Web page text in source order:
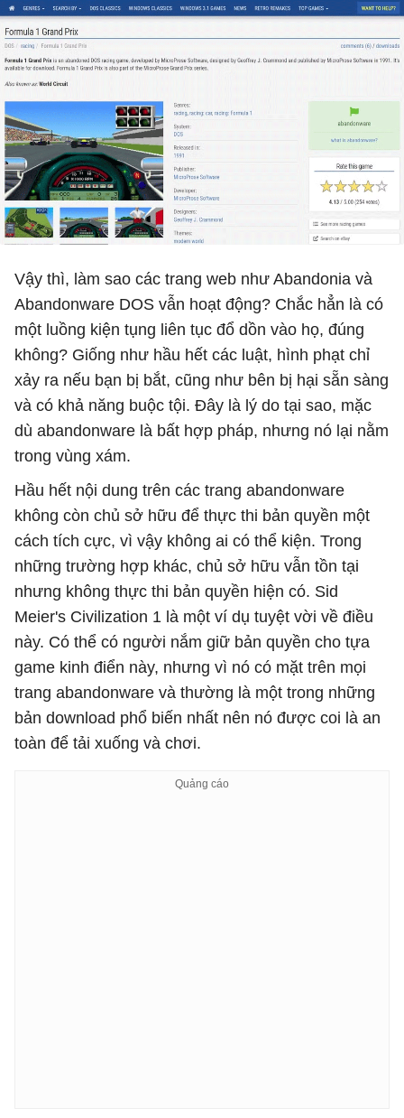
Vậy thì, làm sao các trang web như Abandonia và
Abandonware DOS vẫn hoạt động? Chắc hẳn là có
một luồng kiện tụng liên tục đổ dồn vào họ, đúng
không? Giống như hầu hết các luật, hình phạt chỉ
xảy ra nếu bạn bị bắt, cũng như bên bị hại sẵn sàng
và có khả năng buộc tội. Đây là lý do tại sao, mặc
dù abandonware là bất hợp pháp, nhưng nó lại nằm
trong vùng xám.
Hầu hết nội dung trên các trang abandonware
không còn chủ sở hữu để thực thi bản quyền một
cách tích cực, vì vậy không ai có thể kiện. Trong
những trường hợp khác, chủ sở hữu vẫn tồn tại
nhưng không thực thi bản quyền hiện có. Sid
Meier's Civilization 1 là một ví dụ tuyệt vời về điều
này. Có thể có người nắm giữ bản quyền cho tựa
game kinh điển này, nhưng vì nó có mặt trên mọi
trang abandonware và thường là một trong những
bản download phổ biến nhất nên nó được coi là an
toàn để tải xuống và chơi.